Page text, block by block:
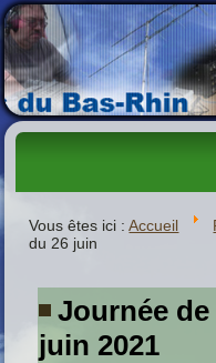
Vous êtes ici :Accueil
du 26 juin
Journée
juin 2021